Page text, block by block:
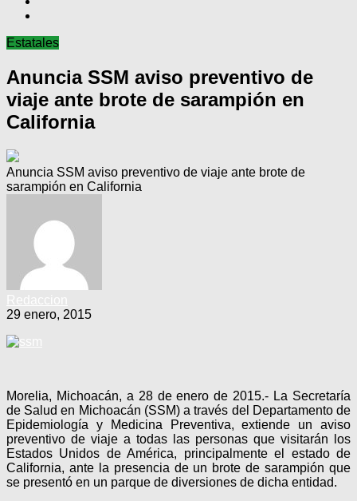
Estatales
Anuncia SSM aviso preventivo de
viaje ante brote de sarampión en
California
Anuncia SSM aviso preventivo de viaje ante brote de
sarampión en California
29 enero, 2015
Morelia, Michoacán, a 28 de enero de 2015.- La Secretaría
de Salud en Michoacán (SSM) a través del Departamento de
Epidemiología y Medicina Preventiva, extiende un aviso
preventivo de viaje a todas las personas que visitarán los
Estados Unidos de América, principalmente el estado de
California, ante la presencia de un brote de sarampión que
se presentó en un parque de diversiones de dicha entidad.